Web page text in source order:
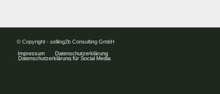
© Copyright - selling2b Consulting GmbH
Impressum
Datenschutzerklärung
Datenschutzerklärung für Social Media